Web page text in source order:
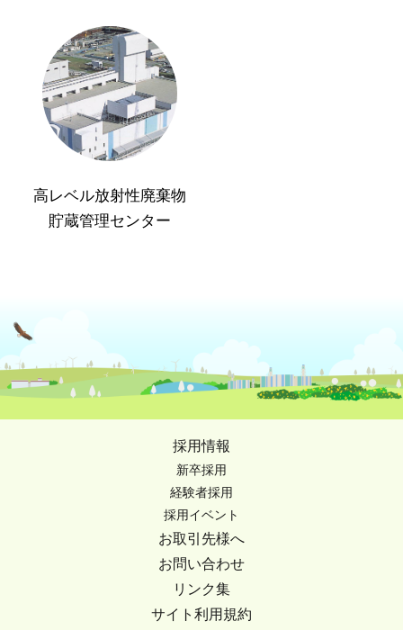
高レベル放射性廃棄物
貯蔵管理センター
採用情報
新卒採用
経験者採用
採用イベント
お取引先様へ
お問い合わせ
リンク集
サイト利用規約